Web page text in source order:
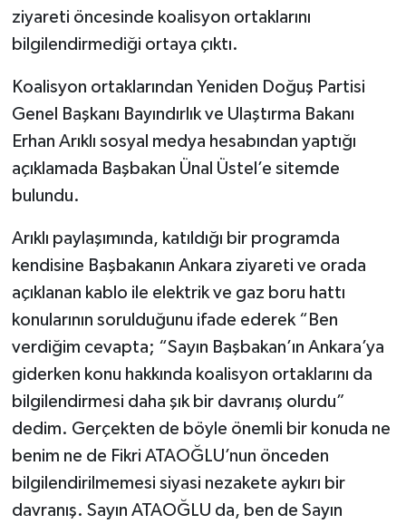
ziyareti öncesinde koalisyon ortaklarını
bilgilendirmediği ortaya çıktı.
Koalisyon ortaklarından Yeniden Doğuş Partisi
Genel Başkanı Bayındırlık ve Ulaştırma Bakanı
Erhan Arıklı sosyal medya hesabından yaptığı
açıklamada Başbakan Ünal Üstel’e sitemde
bulundu.
Arıklı paylaşımında, katıldığı bir programda
kendisine Başbakanın Ankara ziyareti ve orada
açıklanan kablo ile elektrik ve gaz boru hattı
konularının sorulduğunu ifade ederek “Ben
verdiğim cevapta; “Sayın Başbakan’ın Ankara’ya
giderken konu hakkında koalisyon ortaklarını da
bilgilendirmesi daha şık bir davranış olurdu”
dedim. Gerçekten de böyle önemli bir konuda ne
benim ne de Fikri ATAOĞLU’nun önceden
bilgilendirilmemesi siyasi nezakete aykırı bir
davranış. Sayın ATAOĞLU da, ben de Sayın